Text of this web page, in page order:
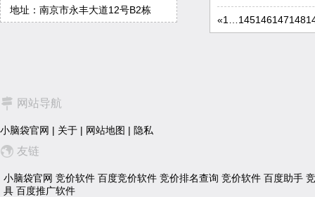
地址：南京市永丰大道12号B2栋
«1 145146147148
网站导航
小脑袋官网 | 关于 | 网站地图 | 隐私
友链
小脑袋官网 竞价软件 百度竞价软件 竞价排名查询 竞价软件 百度助手
具 百度推广软件